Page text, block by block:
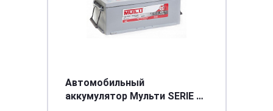
Автомобильный
аккумулятор Мульти SERIE 2